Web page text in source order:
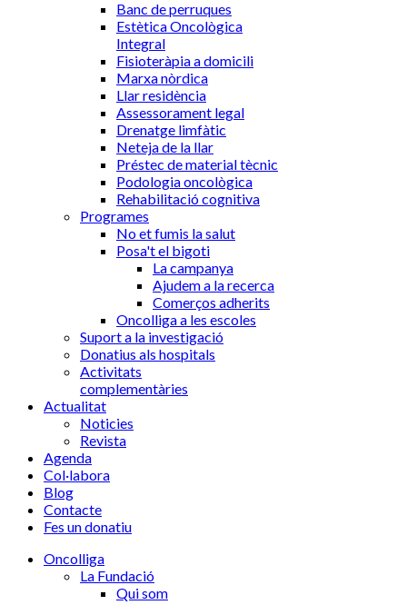
Banc de perruques
Estètica Oncològica
Integral
Fisioteràpia a domicili
Marxa nòrdica
Llar residència
Assessorament legal
Drenatge limfàtic
Neteja de la llar
Préstec de material tècnic
Podologia oncològica
Rehabilitació cognitiva
Programes
No et fumis la salut
Posa't el bigoti
La campanya
Ajudem a la recerca
Comerços adherits
Oncolliga a les escoles
Suport a la investigació
Donatius als hospitals
Activitats
complementàries
Actualitat
Noticies
Revista
Agenda
Col·labora
Blog
Contacte
Fes un donatiu
Oncolliga
La Fundació
Qui som